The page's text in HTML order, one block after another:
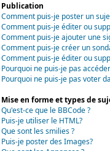
Publication
Comment puis-je poster un
Comment puis-je éditer ou
Comment puis-je ajouter une
Comment puis-je créer un
Comment puis-je éditer ou
Pourquoi ne puis-je pas
Pourquoi ne puis-je pas voter
Mise en forme et types de
Qu'est-ce que le BBCode ?
Puis-je utiliser le HTML?
Que sont les smilies ?
Puis-je poster des Images?